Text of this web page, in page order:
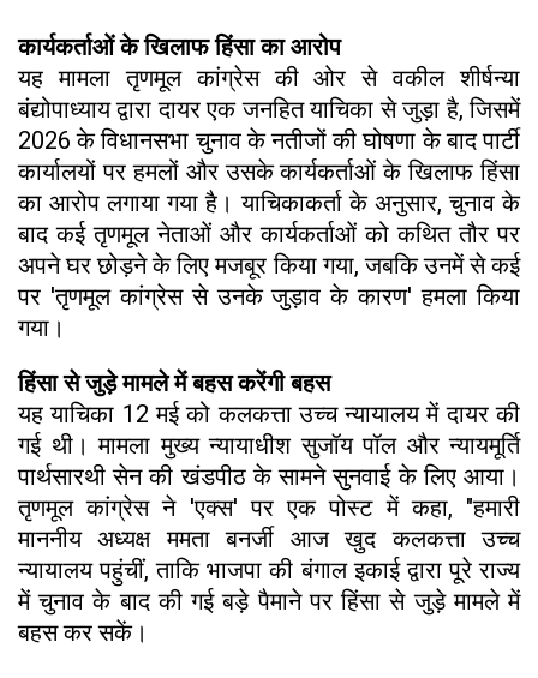
कार्यकर्ताओं के खिलाफ हिंसा का आरोप
यह मामला तृणमूल कांग्रेस की ओर से वकील शीर्षन्या
बंद्योपाध्याय द्वारा दायर एक जनहित याचिका से जुड़ा है, जिसमें
2026 के विधानसभा चुनाव के नतीजों की घोषणा के बाद पार्टी
कार्यालयों पर हमलों और उसके कार्यकर्ताओं के खिलाफ हिंसा
का आरोप लगाया गया है। याचिकाकर्ता के अनुसार, चुनाव के
बाद कई तृणमूल नेताओं और कार्यकर्ताओं को कथित तौर पर
अपने घर छोड़ने के लिए मजबूर किया गया, जबकि उनमें से कई
पर 'तृणमूल कांग्रेस से उनके जुड़ाव के कारण' हमला किया
गया।
हिंसा से जुड़े मामले में बहस करेंगी बहस
यह याचिका 12 मई को कलकत्ता उच्च न्यायालय में दायर की
गई थी। मामला मुख्य न्यायाधीश सुजॉय पॉल और न्यायमूर्ति
पार्थसारथी सेन की खंडपीठ के सामने सुनवाई के लिए आया।
तृणमूल कांग्रेस ने 'एक्स' पर एक पोस्ट में कहा, "हमारी
माननीय अध्यक्ष ममता बनर्जी आज खुद कलकत्ता उच्च
न्यायालय पहुंचीं, ताकि भाजपा की बंगाल इकाई द्वारा पूरे राज्य
में चुनाव के बाद की गई बड़े पैमाने पर हिंसा से जुड़े मामले में
बहस कर सकें।